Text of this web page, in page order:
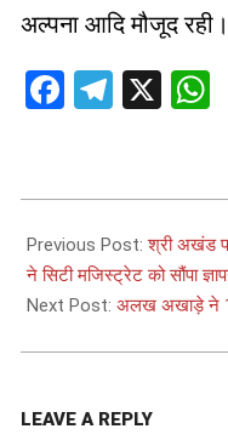
अल्पना आदि मौजूद रही।
Facebook
X
07-
08
Previous Post:श्री अखंड
ने सिटी मजिस्ट्रेट को सौंपा
Next Post: अलख अखाड़े ने
LEAVE A REPLY